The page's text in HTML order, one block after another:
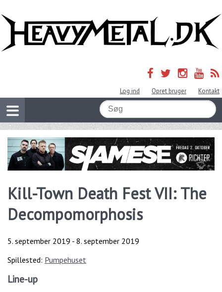
Log ind Opret bruger Kontakt
Kill-Town Death Fest VII: The
Decompomorphosis
5. september 2019 - 8. september 2019
Spillested: Pumpehuset
Line-up